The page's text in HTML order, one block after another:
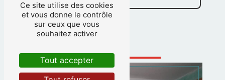
Ce site utilise des cookies
et vous donne le contrôle
sur ceux que vous
souhaitez activer
Tout accepter